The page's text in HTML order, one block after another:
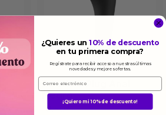
Bootie L Plug Anal
Negro
18.50€
¿Quieres un10% de descuento
en tu primera compra?
Regístrate para recibir acceso a nuestras últimas
novedades y mejores ofertas.
Email
¡Quiero mi 10% de descuento!